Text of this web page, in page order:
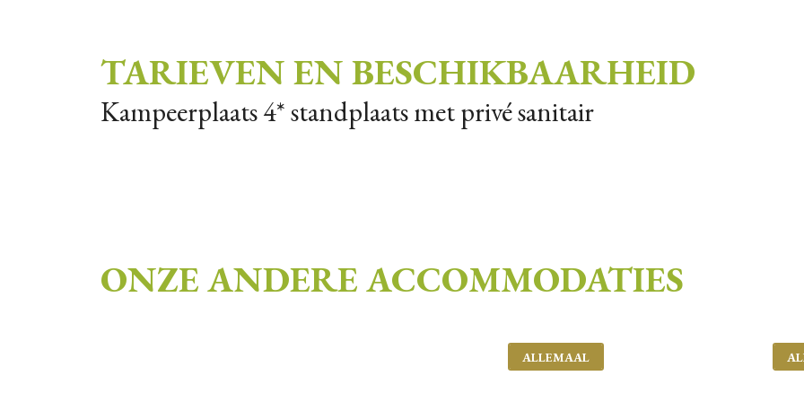
TARIEVEN EN BESCHIKBAARHEID
Kampeerplaats 4* standplaats met privé sanitair
ONZE ANDERE ACCOMMODATIES
ALLEMAAL